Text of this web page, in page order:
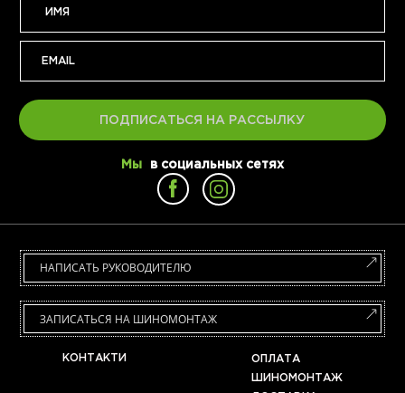
ПОДПИСАТЬСЯ НА РАССЫЛКУ
Мы в социальных сетях
НАПИСАТЬ РУКОВОДИТЕЛЮ
ЗАПИСАТЬСЯ НА ШИНОМОНТАЖ
КОНТАКТИ
ОПЛАТА
ШИНОМОНТАЖ